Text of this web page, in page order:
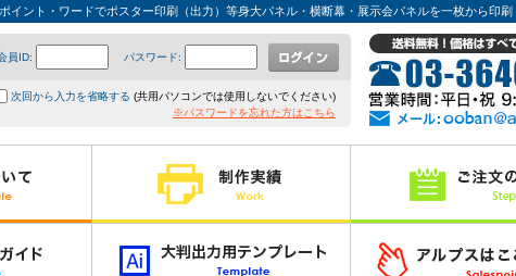
イント・ワードでポスター印刷（出力）等身大パネル・横断幕・展示会パネルを一枚から印
員ID: パスワード:
次回から入力を省略する (共用パソコンでは使用しないでください)
※パスワードを忘れた方はこちら